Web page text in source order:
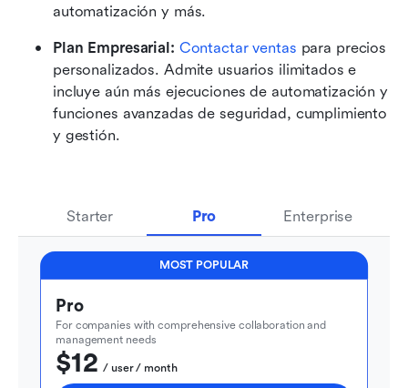
automatización y más.
Plan Empresarial: Contactar ventas para precios
personalizados. Admite usuarios ilimitados e
incluye aún más ejecuciones de automatización y
funciones avanzadas de seguridad, cumplimiento
y gestión.
Starter Pro Enterprise
MOST POPULAR
Pro
For companies with comprehensive collaboration and
management needs
$12
  / user / month